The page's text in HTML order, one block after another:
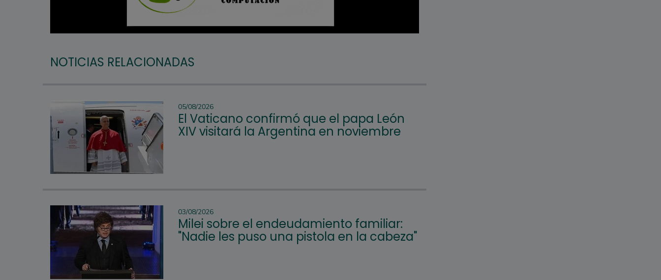
NOTICIAS RELACIONADAS
05/08/2026
El Vaticano confirmó que el papa León
XIV visitará la Argentina en noviembre
03/08/2026
Milei sobre el endeudamiento familiar:
"Nadie les puso una pistola en la cabeza"